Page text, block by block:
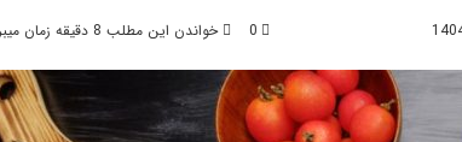
0 خواندن این مطلب 8 دقیقه زمان میبرد
از تزریق چربی؛
مهر 8, 1404
آموزش شکستن قولنج در خانه